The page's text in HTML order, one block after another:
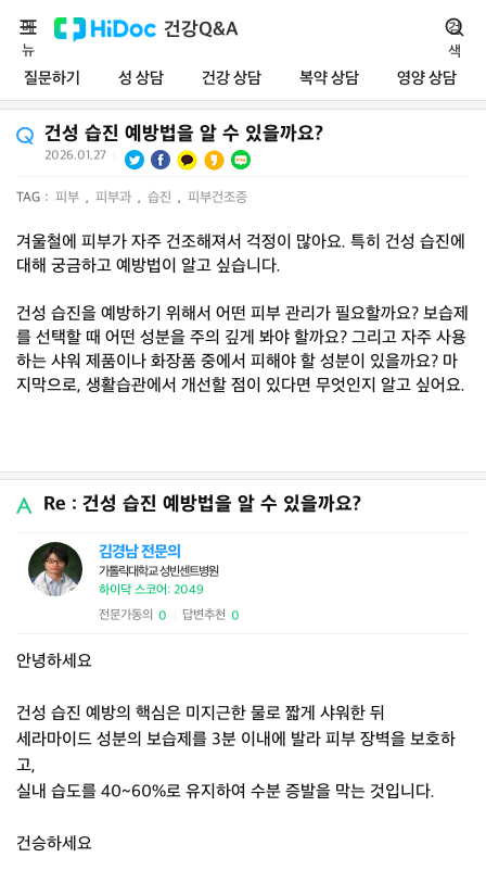
건강Q&A
질문하기 성 상담 건강 상담 복약 상담 영양 상담
메
뉴
검
색
건성 습진 예방법을 알 수 있을까요?
2026.01.27
TAG : 피부 , 피부과 , 습진 , 피부건조증
겨울철에 피부가 자주 건조해져서 걱정이 많아요. 특히 건성 습진에
대해 궁금하고 예방법이 알고 싶습니다.
건성 습진을 예방하기 위해서 어떤 피부 관리가 필요할까요? 보습제
를 선택할 때 어떤 성분을 주의 깊게 봐야 할까요? 그리고 자주 사용
하는 샤워 제품이나 화장품 중에서 피해야 할 성분이 있을까요? 마
지막으로, 생활습관에서 개선할 점이 있다면 무엇인지 알고 싶어요.
Re : 건성 습진 예방법을 알 수 있을까요?
김경남 전문의
가톨릭대학교 성빈센트병원
하이닥 스코어: 2049
전문가동의 0 답변추천 0
안녕하세요
건성 습진 예방의 핵심은 미지근한 물로 짧게 샤워한 뒤
세라마이드 성분의 보습제를 3분 이내에 발라 피부 장벽을 보호하
고,
실내 습도를 40~60%로 유지하여 수분 증발을 막는 것입니다.
건승하세요